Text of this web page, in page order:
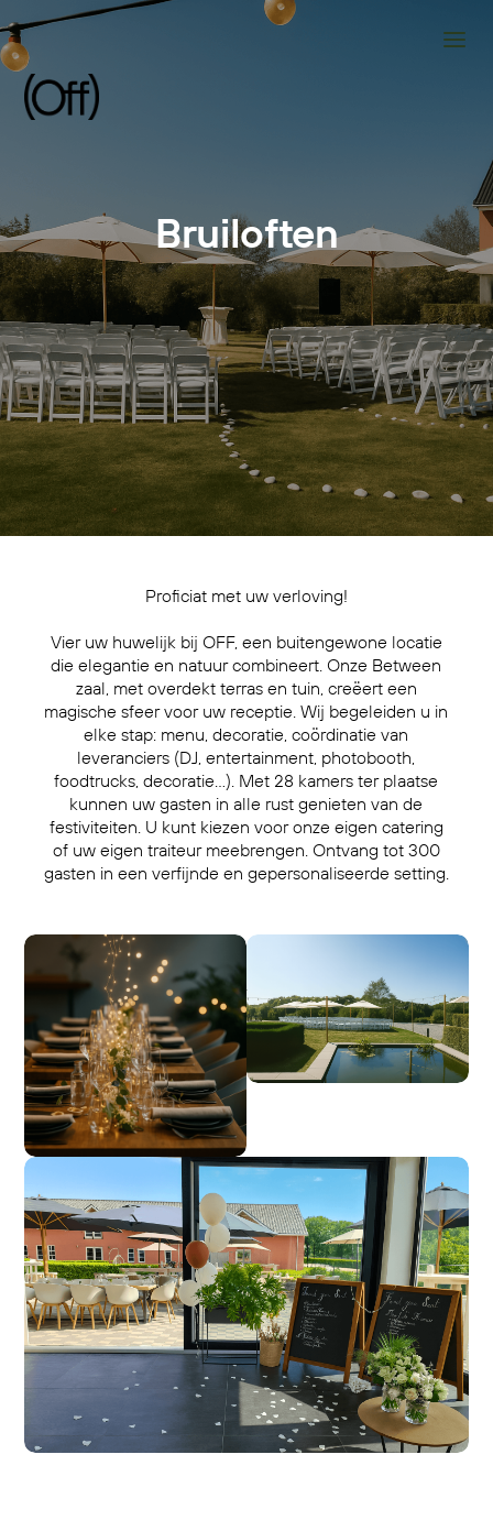
Bruiloften
Proficiat met uw verloving!
Vier uw huwelijk bij OFF, een buitengewone locatie
die elegantie en natuur combineert. Onze Between
zaal, met overdekt terras en tuin, creëert een
magische sfeer voor uw receptie. Wij begeleiden u in
elke stap: menu, decoratie, coördinatie van
leveranciers (DJ, entertainment, photobooth,
foodtrucks, decoratie…). Met 28 kamers ter plaatse
kunnen uw gasten in alle rust genieten van de
festiviteiten. U kunt kiezen voor onze eigen catering
of uw eigen traiteur meebrengen. Ontvang tot 300
gasten in een verfijnde en gepersonaliseerde setting.